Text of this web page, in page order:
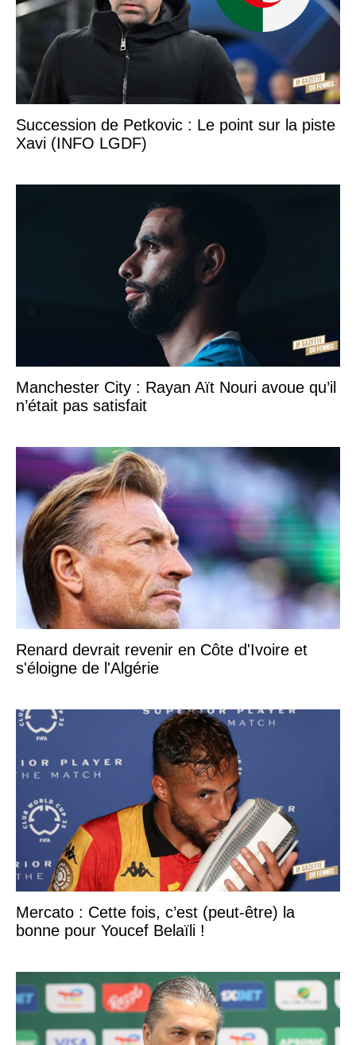
Succession de Petkovic : Le point sur la piste
Xavi (INFO LGDF)
Manchester City : Rayan Aït Nouri avoue qu’il
n’était pas satisfait
Renard devrait revenir en Côte d'Ivoire et
s'éloigne de l'Algérie
Mercato : Cette fois, c’est (peut-être) la
bonne pour Youcef Belaïli !